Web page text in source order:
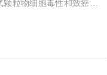
粒物细胞毒性和致癌潜势
不清楚。颗粒物暴露后会